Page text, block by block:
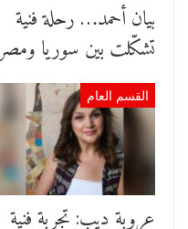
بيان أحمد… رحلة فنية
تشكّلت بين سوريا ومصر
القسم العام
عروبة ديب: تجربة فنية